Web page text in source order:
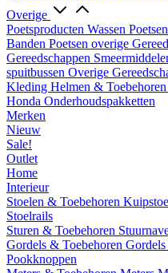
Overige
Poetsproducten Wassen
Banden Poetsen overige
Gereedschappen
spuitbussen Overige
Kleding Helmen & Toebehoren
Honda Onderhoudspakketten
Merken
Nieuw
Sale!
Outlet
Home
Interieur
Stoelen & Toebehoren
Stoelrails
Sturen & Toebehoren
Gordels & Toebehoren Gordels
Pookknoppen